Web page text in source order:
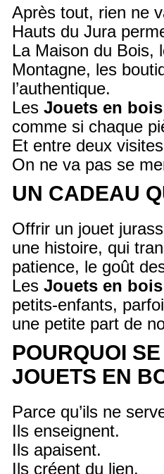
Après tout, rien ne
Hauts du Jura
La Maison du Bois,
Montagne, les
l’authentique.
Les Jouets en bois
comme si chaque
Et entre deux
On ne va pas se
UN CADEAU
Offrir un jouet
une histoire, qui
patience, le goût
Les Jouets en bois
petits-enfants,
une petite part de
POURQUOI
JOUETS EN
Parce qu’ils ne
Ils enseignent.
Ils apaisent.
Ils créent du lien.